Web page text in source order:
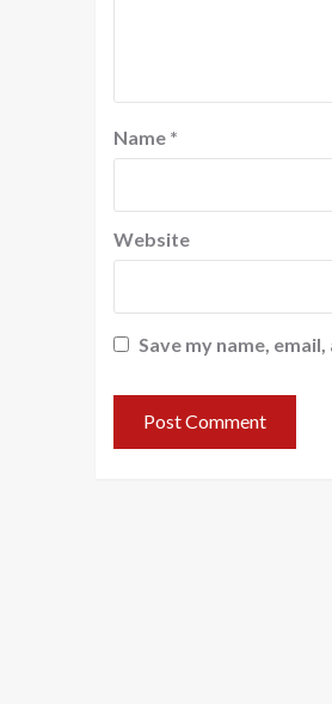
Name *
Website
Save my name,